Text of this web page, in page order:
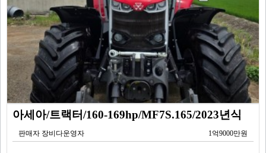
아세아/트랙터/160-169hp/MF7S.165/2023년식
판매자 장비다운영자 1억9000만원